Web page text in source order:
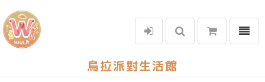
烏拉派對生活館
選單